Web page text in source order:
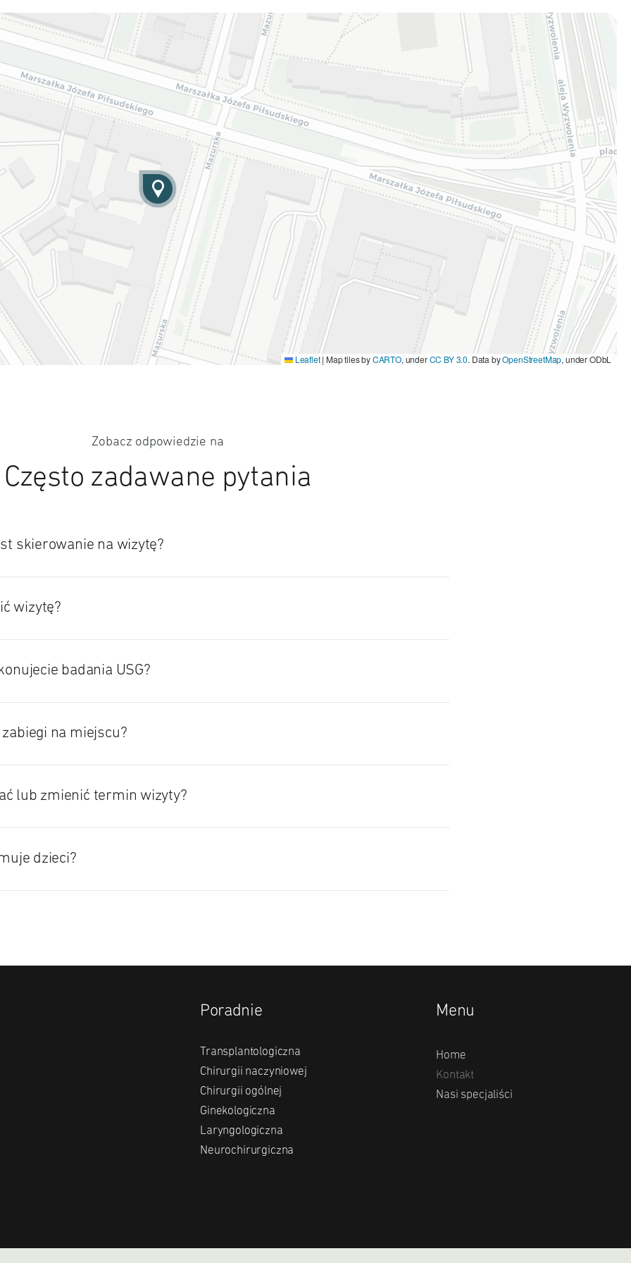
Leaflet | Map tiles byCARTO, underCC BY 3.0. Data byOpenStreetMap, under ODbL.
Zobacz odpowiedzie na
Często zadawane pytania
skierowanie na wizytę?
wizytę?
badania USG?
na miejscu?
lub zmienić termin wizyty?
dzieci?
Poradnie
Transplantologiczna
Chirurgii naczyniowej
Chirurgii ogólnej
Ginekologiczna
Laryngologiczna
Neurochirurgiczna
Menu
Home
Kontakt
Nasi specjaliści